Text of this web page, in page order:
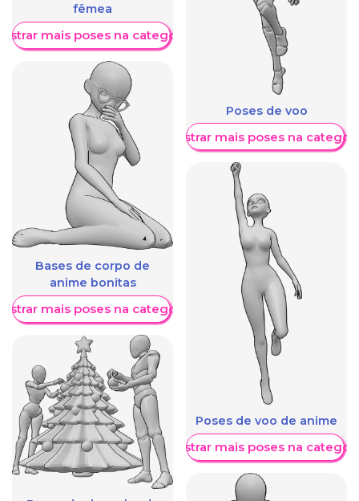
fêmea
mais poses na categoria
Bases de corpo de
anime bonitas
mais poses na categoria
Poses de voo
Mostrar mais poses na
Poses de voo de anime
Mostrar mais poses na